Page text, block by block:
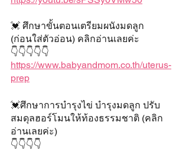
💓 ศึกษาขั้นตอนเตรียมผนังมดลูก
(ก่อนใส่ตัวอ่อน) คลิกอ่านเลยค่ะ
👇👇👇👇👇
https://www.babyandmom.co.th/uterus-
prep
💓ศึกษาการบำรุงไข่ บำรุงมดลูก ปรับ
สมดุลฮอร์โมนให้ท้องธรรมชาติ (คลิก
อ่านเลยค่ะ)
👇👇👇👇